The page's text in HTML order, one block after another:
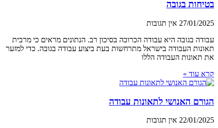
בטיחות בגובה
27/01/2025 אין תגובות
עבודה בגובה היא עבודה הכרוכה בסיכון רב. הנתונים מראים כי מרבית
תאונות העבודה בישראל מתרחשות בעת ביצוע עבודה בגובה. כדי למזער
את תאונות העבודה הללו
קרא עוד »
הגורם האנושי לתאונות עבודה
22/01/2025 אין תגובות